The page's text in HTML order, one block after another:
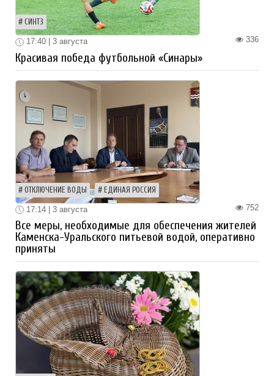
СИНТЗ
336
17:40 | 3 августа
Красивая победа футбольной «Синары»
ОТКЛЮЧЕНИЕ ВОДЫ ЕДИНАЯ РОССИЯ
752
17:14 | 3 августа
Все меры, необходимые для обеспечения жителей
Каменска-Уральского питьевой водой, оперативно
приняты